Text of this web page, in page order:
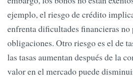
ejemplo, el riesgo de crédito
enfrenta dificultades financieras no
obligaciones. Otro riesgo es el de
las tasas aumentan después de la
valor en el mercado puede